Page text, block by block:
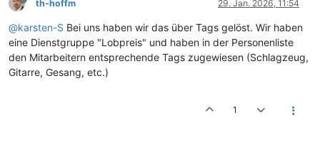
th-hoffm 29. Jan. 2026, 11:54
@karsten-S Bei uns haben wir das über Tags gelöst. Wir haben
eine Dienstgruppe "Lobpreis" und haben in der Personenliste
den Mitarbeitern entsprechende Tags zugewiesen (Schlagzeug,
Gitarre, Gesang, etc.)
1